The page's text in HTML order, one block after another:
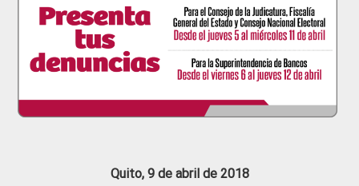
Quito, 9 de abril de 2018